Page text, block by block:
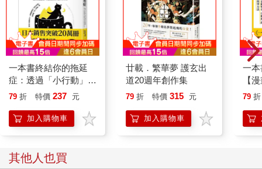
一本書終結你的拖延
症：透過「小行動」打
開大腦的行動開關，懶
的37個科學方法
79 折 特價 237 元
加入購物車
廿載．繁華夢 護玄出
道20週年創作集
79 折 特價 315 元
加入購物車
一
【
行
「
學方
79 折
其他人也買